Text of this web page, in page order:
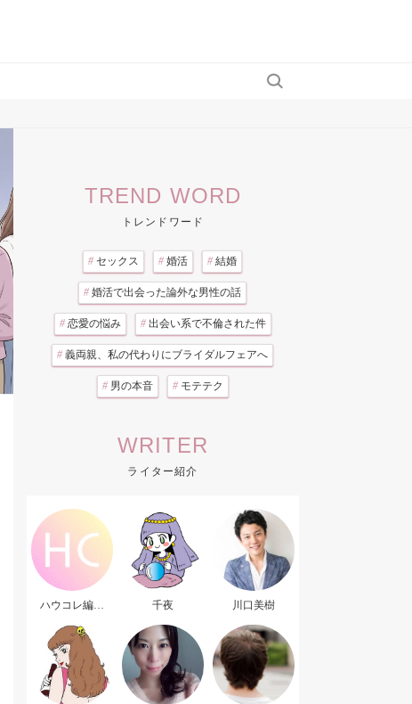
TREND WORD
トレンドワード
# セックス # 婚活 # 結婚
# 婚活で出会った論外な男性の話
# 恋愛の悩み # 出会い系で不倫された件
# 義両親、私の代わりにブライダルフェアへ
# 男の本音 # モテテク
WRITER
ライター紹介
ハウコレ編集
千夜 川口美樹